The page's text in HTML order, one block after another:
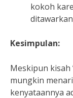
kokoh
Kesimpulan:
Meskipun kisah
mungkin
kenyataannya